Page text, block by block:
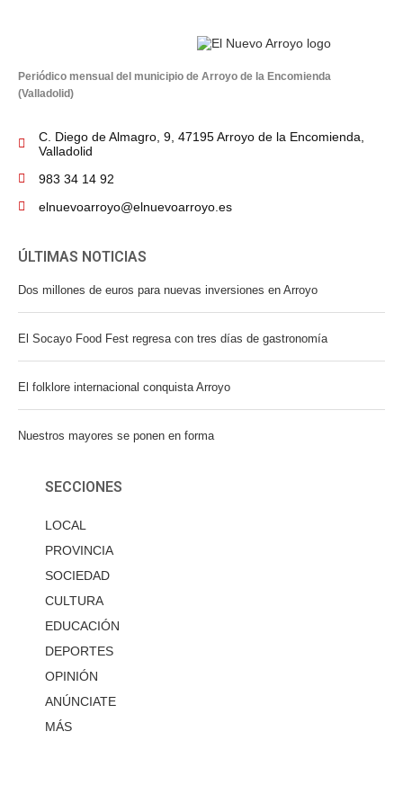
Periódico mensual del municipio de Arroyo de la Encomienda
(Valladolid)
C. Diego de Almagro, 9, 47195 Arroyo de la Encomienda,
Valladolid
983 34 14 92
elnuevoarroyo@elnuevoarroyo.es
ÚLTIMAS NOTICIAS
Dos millones de euros para nuevas inversiones en Arroyo
El Socayo Food Fest regresa con tres días de gastronomía
El folklore internacional conquista Arroyo
Nuestros mayores se ponen en forma
SECCIONES
LOCAL
PROVINCIA
SOCIEDAD
CULTURA
EDUCACIÓN
DEPORTES
OPINIÓN
ANÚNCIATE
MÁS